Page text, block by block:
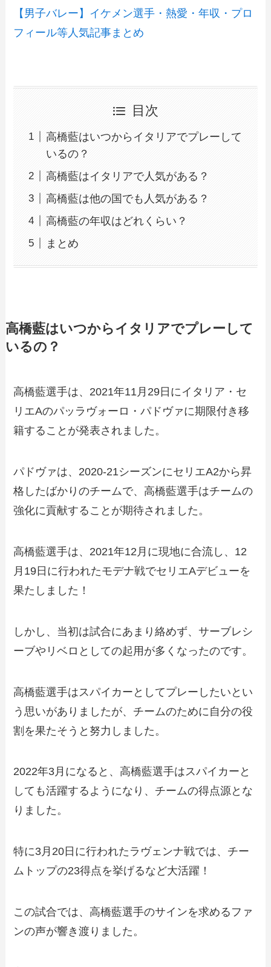
【男子バレー】イケメン選手・熱愛・年収・プロ
フィール等人気記事まとめ
目次
高橋藍はいつからイタリアでプレーして
いるの？
高橋藍はイタリアで人気がある？
高橋藍は他の国でも人気がある？
高橋藍の年収はどれくらい？
まとめ
高橋藍はいつからイタリアでプレーして
いるの？
高橋藍選手は、2021年11月29日にイタリア・セ
リエAのパッラヴォーロ・パドヴァに期限付き移
籍することが発表されました。
パドヴァは、2020-21シーズンにセリエA2から昇
格したばかりのチームで、高橋藍選手はチームの
強化に貢献することが期待されました。
高橋藍選手は、2021年12月に現地に合流し、12
月19日に行われたモデナ戦でセリエAデビューを
果たしました！
しかし、当初は試合にあまり絡めず、サーブレシ
ーブやリベロとしての起用が多くなったのです。
高橋藍選手はスパイカーとしてプレーしたいとい
う思いがありましたが、チームのために自分の役
割を果たそうと努力しました。
2022年3月になると、高橋藍選手はスパイカーと
しても活躍するようになり、チームの得点源とな
りました。
特に3月20日に行われたラヴェンナ戦では、チー
ムトップの23得点を挙げるなど大活躍！
この試合では、高橋藍選手のサインを求めるファ
ンの声が響き渡りました。